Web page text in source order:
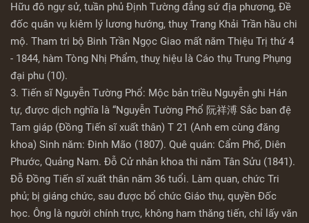
Hữu đô ngự sử, tuần phủ Định Tường đẳng sứ địa phương, Đề
đốc quân vụ kiêm lý lương hướng, thuỵ Trang Khải Trần hầu chi
mộ. Tham tri bộ Binh Trần Ngọc Giao mất năm Thiệu Trị thứ 4
- 1844, hàm Tòng Nhị Phẩm, thuỵ hiệu là Cáo thụ Trung Phụng
đại phu (10).
3. Tiến sĩ Nguyễn Tường Phổ: Mộc bản triều Nguyễn ghi Hán
tự, được dịch nghĩa là “Nguyễn Tường Phổ 阮祥溥 Sắc ban đệ
Tam giáp (Đồng Tiến sĩ xuất thân) T 21 (Anh em cùng đăng
khoa) Sinh năm: Đinh Mão (1807). Quê quán: Cẩm Phố, Diên
Phước, Quảng Nam. Đỗ Cử nhân khoa thi năm Tân Sửu (1841).
Đỗ Đồng Tiến sĩ xuất thân năm 36 tuổi. Làm quan, chức Tri
phủ; bị giáng chức, sau được bổ chức Giáo thụ, quyền Đốc
học. Ông là người chính trực, không ham thăng tiến, chỉ lấy văn